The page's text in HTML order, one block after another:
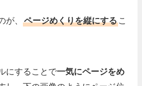
が、ページめくりを縦にするこ
にすることで一気にページをめ